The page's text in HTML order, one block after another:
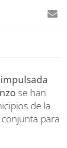
impulsada
se han
de la
para